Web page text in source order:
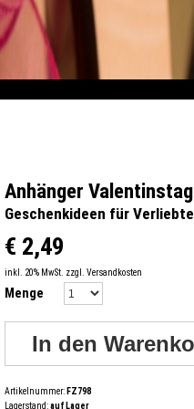
Anhänger Valentinstag
Geschenkideen für Verliebte
€ 2,49
inkl. 20% MwSt. zzgl. Versandkosten
Menge
Artikelnummer: FZ798
Lagerstand:auf Lager